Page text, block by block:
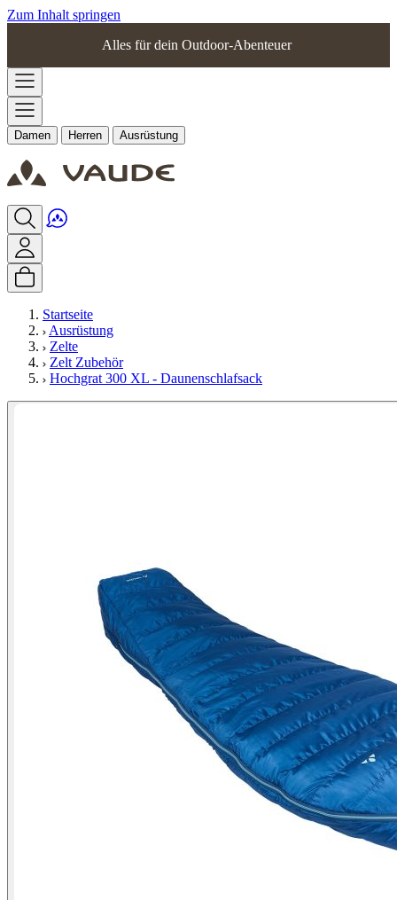
Zum Inhalt springen
Alles für dein Outdoor-Abenteuer
Damen Herren Ausrüstung
Startseite
Ausrüstung
Zelte
Zelt Zubehör
Hochgrat 300 XL - Daunenschlafsack